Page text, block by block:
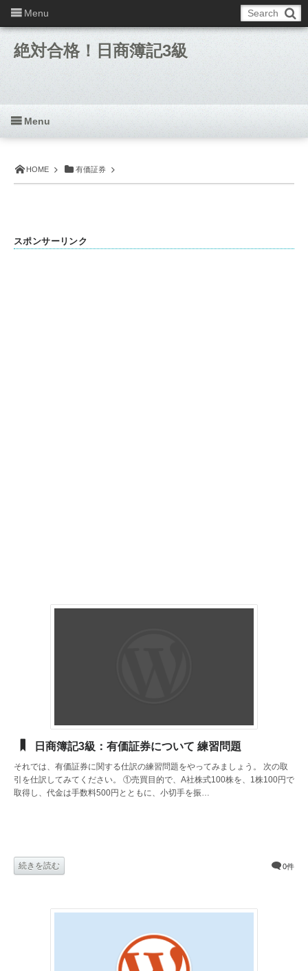
絶対合格！日商簿記3級
HOME 有価証券
スポンサーリンク
日商簿記3級：有価証券について 練習問題
それでは、有価証券に関する仕訳の練習問題をやってみましょう。 次の取
引を仕訳してみてください。 ①売買目的で、A社株式100株を、1株100円で
取得し、代金は手数料500円とともに、小切手を振…
続きを読む 0件
Menu
Menu